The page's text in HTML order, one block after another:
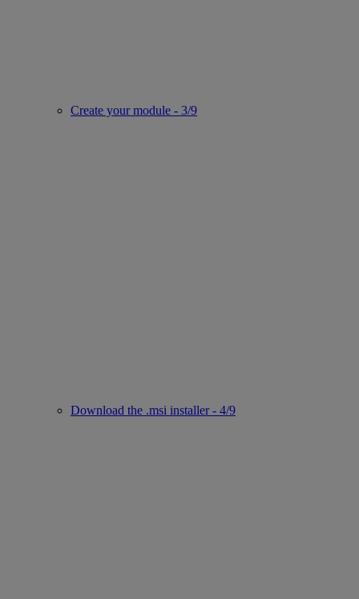
Create your module - 3/9
Download the .msi installer - 4/9